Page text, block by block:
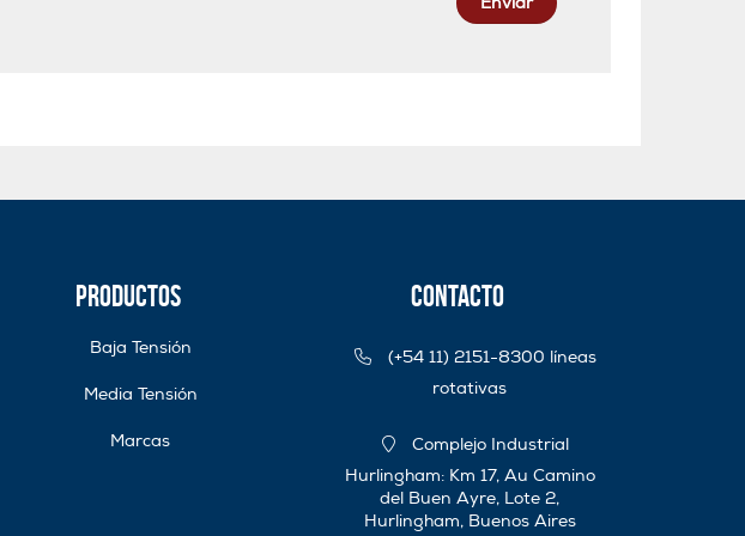
Productos
Baja Tensión
Media Tensión
Marcas
Contacto
(+54 11) 2151-8300 líneas
rotativas
Complejo Industrial
Hurlingham: Km 17, Au Camino
del Buen Ayre, Lote 2,
Hurlingham, Buenos Aires